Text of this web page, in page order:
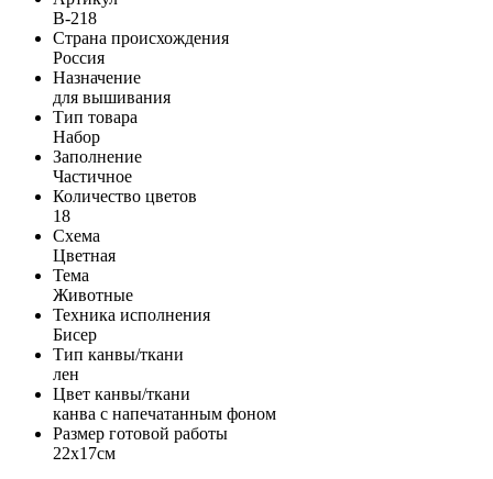
В-218
Страна происхождения
Россия
Назначение
для вышивания
Тип товара
Набор
Заполнение
Частичное
Количество цветов
18
Схема
Цветная
Тема
Животные
Техника исполнения
Бисер
Тип канвы/ткани
лен
Цвет канвы/ткани
канва с напечатанным фоном
Размер готовой работы
22x17см